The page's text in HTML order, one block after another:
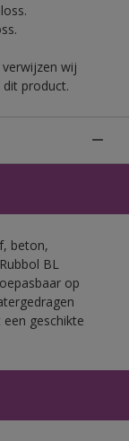
wij
product.
beton,
BL
op
geschikte